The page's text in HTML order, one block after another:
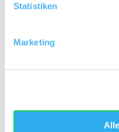
Statistiken
Marketing